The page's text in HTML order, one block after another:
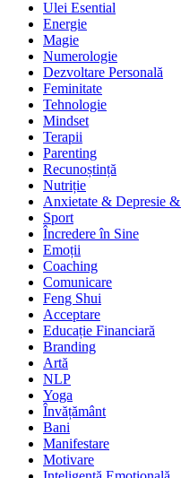
Ulei Esential
Energie
Magie
Numerologie
Dezvoltare Personală
Feminitate
Tehnologie
Mindset
Terapii
Parenting
Recunoștință
Nutriție
Anxietate & Depresie &
Sport
Încredere în Sine
Emoții
Coaching
Comunicare
Feng Shui
Acceptare
Educație Financiară
Branding
Artă
NLP
Yoga
Învățământ
Bani
Manifestare
Motivare